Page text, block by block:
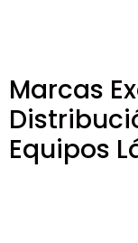
Marcas
Equipos